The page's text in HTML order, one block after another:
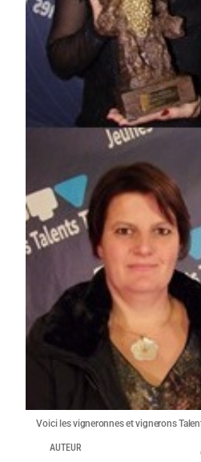
Voici les vigneronnes et vignerons
AUTEUR